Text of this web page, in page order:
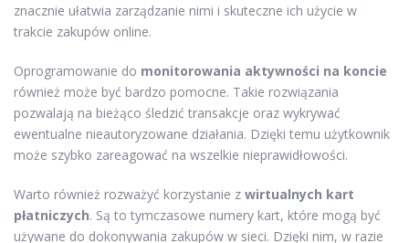
znacznie ułatwia zarządzanie nimi i skuteczne ich użycie w
trakcie zakupów online.
Oprogramowanie do monitorowania aktywności na koncie
również może być bardzo pomocne. Takie rozwiązania
pozwalają na bieżąco śledzić transakcje oraz wykrywać
ewentualne nieautoryzowane działania. Dzięki temu użytkownik
może szybko zareagować na wszelkie nieprawidłowości.
Warto również rozważyć korzystanie z wirtualnych kart
płatniczych. Są to tymczasowe numery kart, które mogą być
używane do dokonywania zakupów w sieci. Dzięki nim, w razie